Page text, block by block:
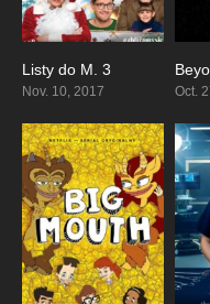
Listy do M. 3
Nov. 10, 2017 Oct.